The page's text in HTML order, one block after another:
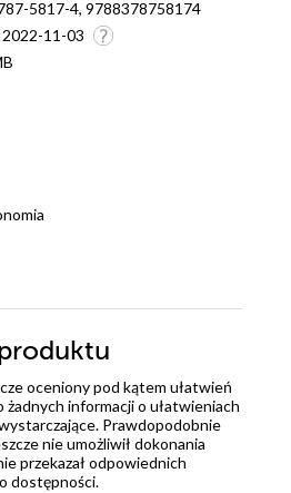
5817-4, 9788378758174
2022-11-03
oceniony pod kątem ułatwień
informacji o ułatwieniach
Prawdopodobnie
nie umożliwił dokonania
przekazał odpowiednich
dostępności.